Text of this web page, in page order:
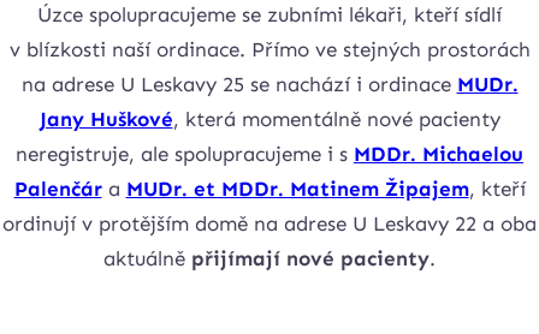
Úzce spolupracujeme se zubními lékaři, kteří sídlí
v blízkosti naší ordinace. Přímo ve stejných prostorách
na adrese U Leskavy 25 se nachází i ordinace MUDr.
Jany Huškové, která momentálně nové pacienty
neregistruje, ale spolupracujeme i s MDDr. Michaelou
Palenčára MUDr. et MDDr. Matinem Žipajem, kteří
ordinují v protějším domě na adrese U Leskavy 22 a oba
aktuálně přijímají nové pacienty.